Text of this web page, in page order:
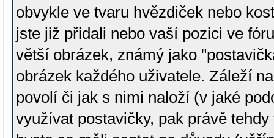
obvykle ve tvaru hvězdiček nebo
jste již přidali nebo vaší pozici ve
větší obrázek, známý jako
obrázek každého uživatele. Záleží
povolí či jak s nimi naloží (v jaké
využívat postavičky, pak právě